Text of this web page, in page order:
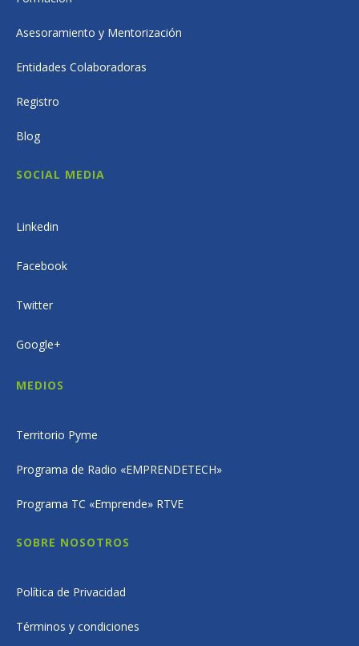
Asesoramiento y Mentorización
Entidades Colaboradoras
Registro
Blog
SOCIAL MEDIA
Linkedin
Facebook
Twitter
Google+
MEDIOS
Territorio Pyme
Programa de Radio «EMPRENDETECH»
Programa TC «Emprende» RTVE
SOBRE NOSOTROS
Política de Privacidad
Términos y condiciones